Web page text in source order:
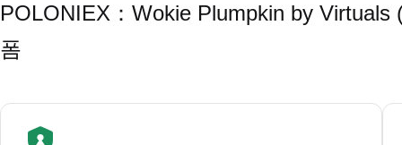
POLONIEX：Wokie Plumpkin by
폼